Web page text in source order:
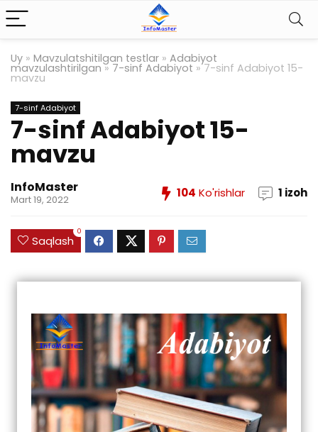
Uy » Mavzulatshitilgan testlar » Adabiyot
mavzulashtirilgan» 7-sinf Adabiyot »7-sinf Adabiyot 15-
mavzu
7-sinf Adabiyot
7-sinf Adabiyot 15-
mavzu
InfoMaster
Mart 19, 2022 104 Ko'rishlar 1 izoh
Saqlash
0